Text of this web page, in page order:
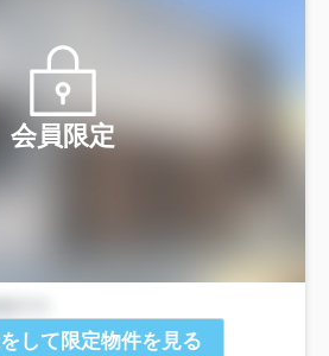
会員限定
して限定物件を見る